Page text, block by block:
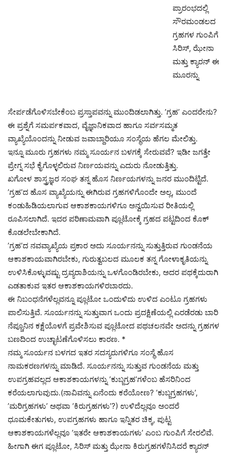
ಪ್ರಾರಂಭದಲ್ಲಿ
ಸೌರಮಂಡಲದ
ಗ್ರಹಗಳ ಗುಂಪಿಗೆ
ಸಿರಿಸ್, ಝೇನಾ
ಮತ್ತು ಕ್ಯಾರನ್ ಈ
ಮೂರನ್ನು
ಸೇರ್ಪಡೆಗೊಳಿಸಬೇಕೆಂಬ ಪ್ರಸ್ತಾಪವನ್ನು ಮುಂದಿಡಲಾಗಿತ್ತು. ’ಗ್ರಹ’ ಎಂದರೇನು?
ಈ ಪ್ರಶ್ನೆಗೆ ಸಮರ್ಪಕವಾದ, ವೈಜ್ಞಾನಿಕವಾದ ಹಾಗೂ ಸರ್ವಸಮ್ಮತ
ವ್ಯಾಖ್ಯೆಯೊಂದನ್ನು ನೀಡುವ ಜವಾಬ್ದಾರಿಯೂ ಸಂಸ್ಥೆಯ ಹೆಗಲ ಮೇಲಿತ್ತು.
ಇನ್ನೂ ಮೂರು ಗ್ರಹಗಳು ನಮ್ಮ ಸೂರ್ಯನ ಬಳಗಕ್ಕೆ ಸೇರುವವೆ? ಇಡೀ ಜಗತ್ತೇ
ಪ್ರೇಗ್ನ ಸಭೆ ಕೈಗೊಳ್ಳಲಿರುವ ನಿರ್ಣಯವನ್ನು ಎದುರು ನೋಡುತ್ತಿತ್ತು.
ಖಗೋಳ ಶಾಸ್ತ್ರಜ್ಞರ ಸಂಘ ತನ್ನ ಹೊಸ ನಿರ್ಣಯಗಳನ್ನು ಜನರ ಮುಂದಿಟ್ಟಿದೆ.
’ಗ್ರಹ’ದ ಹೊಸ ವ್ಯಾಖ್ಯೆಯನ್ನು ಈಗಿರುವ ಗ್ರಹಗಳಿಗೊಂದೇ ಅಲ್ಲ, ಮುಂದೆ
ಕಂಡುಹಿಡಿಯಲಾಗುವ ಆಕಾಶಕಾಯಗಳಿಗೂ ಅನ್ವಯಿಸುವ ರೀತಿಯಲ್ಲಿ
ರೂಪಿಸಲಾಗಿದೆ. ಇದರ ಪರಿಣಾಮವಾಗಿ ಪ್ಲೂಟೋಕ್ಕೆ ಗ್ರಹದ ಪಟ್ಟದಿಂದ ಕೊಕ್
ಕೊಡಲೇಬೇಕಾಗಿದೆ.
’ಗ್ರಹ’ದ ನವವ್ಯಾಖ್ಯೆಯ ಪ್ರಕಾರ ಅದು ಸೂರ್ಯನನ್ನು ಸುತ್ತುತ್ತಿರುವ ಗುಂಡನೆಯ
ಆಕಾಶಕಾಯವಾಗಿರಬೇಕು, ಗುರುತ್ವಬಲದ ಮೂಲಕ ತನ್ನ ಗೋಳಾಕೃತಿಯನ್ನು
ಉಳಿಸಿಕೊಳ್ಳುವಷ್ಟು ದ್ರವ್ಯರಾಶಿಯನ್ನು ಒಳಗೊಂಡಿರಬೇಕು, ಅದರ ಪಥಕ್ಕೆದುರಾಗಿ
ಎಡತಾಕುವ ಇತರ ಆಕಾಶಕಾಯಗಳಿರಬಾರದು.
ಈ ನಿಬಂಧನೆಗಳೆಲ್ಲವನ್ನೂ ಪ್ಲೂಟೋ ಒಂದುಳಿದು ಉಳಿದ ಎಂಟೂ ಗ್ರಹಗಳು
ಪಾಲಿಸುತ್ತಿವೆ. ಸೂರ್ಯನನ್ನು ಸುತ್ತುವಾಗ ಒಂದು ಪ್ರದಕ್ಷಿಣೆಯಲ್ಲಿ ಎರಡೆರಡು ಬಾರಿ
ನೆಪ್ಚೂನಿನ ಕಕ್ಷೆಯೊಳಗೆ ಪ್ರವೇಶಿಸುವ ಪ್ಲೂಟೋದ ಪಥಚಲನವೇ ಅದನ್ನು ಗ್ರಹಗಳ
ಬಣದಿಂದ ಉಚ್ಛಾಟಣೆಗೊಳಿಸಲು ಕಾರಣ. *
ನಮ್ಮ ಸೂರ್ಯನ ಬಳಗದ ಇತರ ಸದಸ್ಯರುಗಳಿಗೂ ಸಂಸ್ಥೆ ಹೊಸ
ನಾಮಕರಣಗಳನ್ನು ಮಾಡಿದೆ. ಸೂರ್ಯನನ್ನು ಸುತ್ತುವ ಗುಂಡನೆಯ ಮತ್ತು
ಉಪಗ್ರಹವಲ್ಲದ ಆಕಾಶಕಾಯಗಳನ್ನು ’ಕುಬ್ಜಗ್ರಹ’ಗಳೆಂಬ ಹೆಸರಿನಿಂದ
ಕರೆಯಲಾಗುವುದು.(ನಾವಿವನ್ನು ಏನೆಂದು ಕರೆಯೋಣ? ’ಕುಬ್ಜಗ್ರಹಗಳು’,
’ಮರಿಗ್ರಹಗಳು’ ಅಥವಾ ’ಕಿರುಗ್ರಹಗಳು’?) ಉಳಿದೆಲ್ಲವೂ ಅಂದರೆ
ಧೂಮಕೇತುಗಳು, ಉಪಗ್ರಹಗಳು ಹಾಗೂ ಇನ್ನಿತರ ಚಿಕ್ಕ, ಪುಟ್ಟ
ಆಕಾಶಕಾಯಗಳೆಲ್ಲವೂ ’ಇತರೇ ಆಕಾಶಕಾಯಗಳು’ ಎಂಬ ಗುಂಪಿಗೆ ಸೇರಲಿವೆ.
ಹೀಗಾಗಿ ಈಗ ಪ್ಲೂಟೋ, ಸಿರಿಸ್ ಮತ್ತು ಝೇನಾ ಕಿರುಗ್ರಹಗಳೆನಿಸಿದರೆ ಕ್ಯಾರನ್